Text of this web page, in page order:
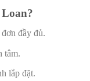
đầy đủ.
tâm.
lắp đặt.